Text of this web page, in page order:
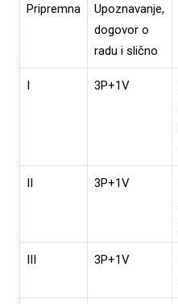
Pripremna
Upoznavanje,
dogovor o
radu i slično
I 3P+1V
II 3P+1V
III 3P+1V